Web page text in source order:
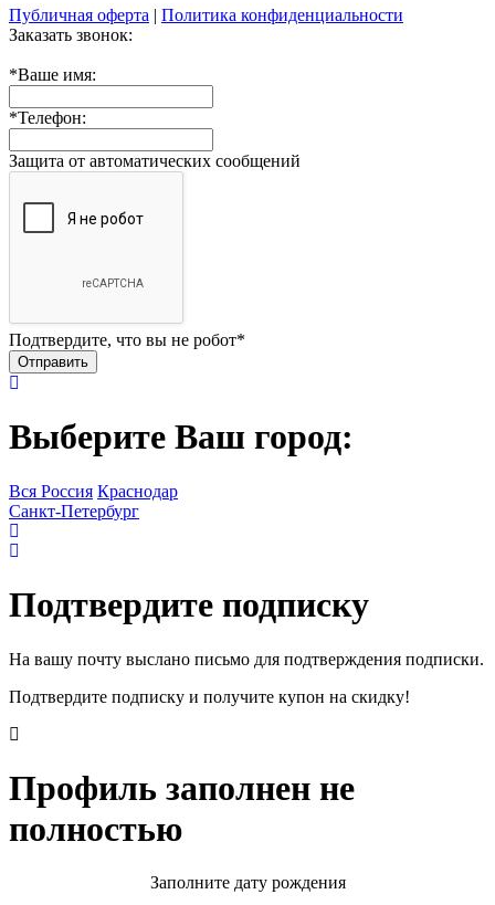
Публичная оферта | Политика конфиденциальности
Заказать звонок:
*Ваше имя:
*Телефон:
Защита от автоматических сообщений
Подтвердите, что вы не робот*
Выберите Ваш город:
Вся Россия Краснодар
Санкт-Петербург
Подтвердите подписку
На вашу почту выслано письмо для подтверждения подписки.
Подтвердите подписку и получите купон на скидку!
Профиль заполнен не
полностью
Заполните дату рождения